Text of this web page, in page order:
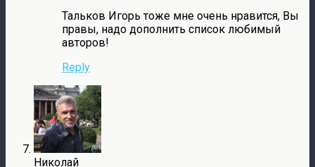
Тальков Игорь тоже мне очень нравится, Вы
правы, надо дополнить список любимый
авторов!
Reply
Николай